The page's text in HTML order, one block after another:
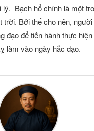
lý. Bạch hổ chính là một
trời. Bởi thế cho nên,
đạo để tiến hành thực
làm vào ngày hắc đạo.